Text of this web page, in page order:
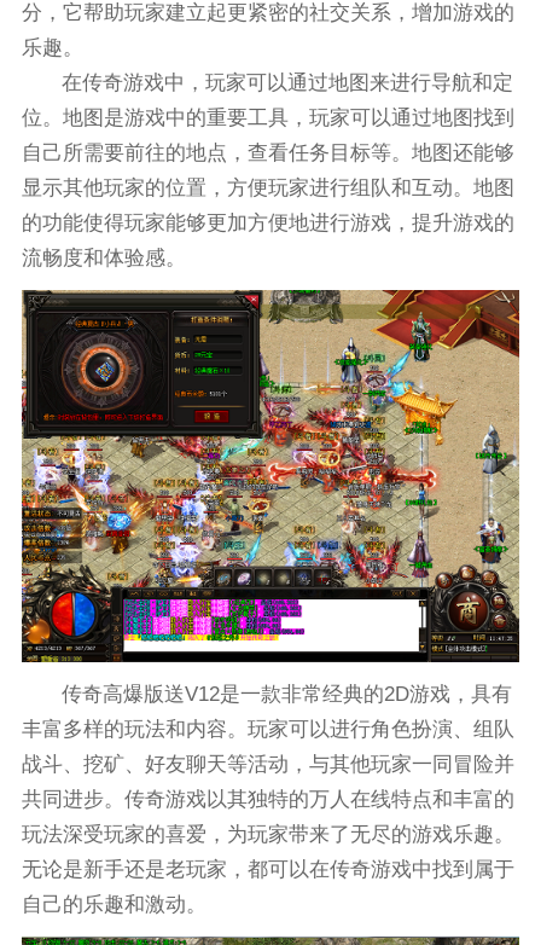
分，它帮助玩家建立起更紧密的社交关系，增加游戏的
乐趣。
在传奇游戏中，玩家可以通过地图来进行导航和定
位。地图是游戏中的重要工具，玩家可以通过地图找到
自己所需要前往的地点，查看任务目标等。地图还能够
显示其他玩家的位置，方便玩家进行组队和互动。地图
的功能使得玩家能够更加方便地进行游戏，提升游戏的
流畅度和体验感。
传奇高爆版送V12是一款非常经典的2D游戏，具有
丰富多样的玩法和内容。玩家可以进行角色扮演、组队
战斗、挖矿、好友聊天等活动，与其他玩家一同冒险并
共同进步。传奇游戏以其独特的万人在线特点和丰富的
玩法深受玩家的喜爱，为玩家带来了无尽的游戏乐趣。
无论是新手还是老玩家，都可以在传奇游戏中找到属于
自己的乐趣和激动。